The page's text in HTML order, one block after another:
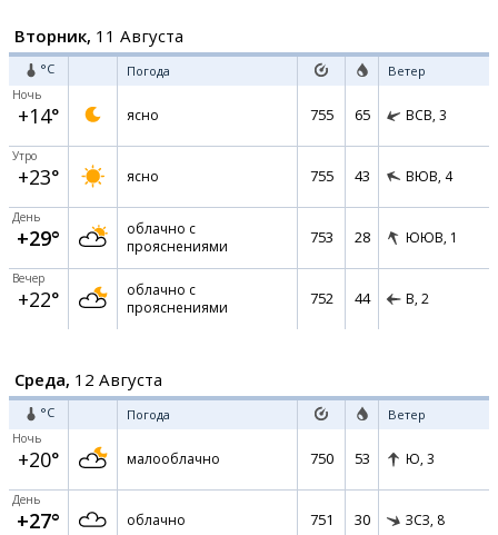
Вторник, 11 Августа
°C Погода Ветер
Ночь
+14° ясно 755 65 ВСВ, 3
Утро
+23° ясно 755 43 ВЮВ, 4
День
+29°
облачно с
прояснениями
753 28 ЮЮВ, 1
Вечер
+22°
облачно с
прояснениями
752 44 В, 2
Среда, 12 Августа
°C Погода Ветер
Ночь
+20° малооблачно 750 53 Ю, 3
День
+27° облачно 751 30 ЗСЗ, 8